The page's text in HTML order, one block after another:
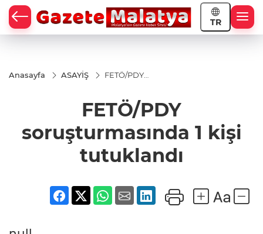
TR
Anasayfa ASAYİŞ
FETÖ/PDY
FETÖ/PDY
soruşturmasında 1 kişi
tutuklandı